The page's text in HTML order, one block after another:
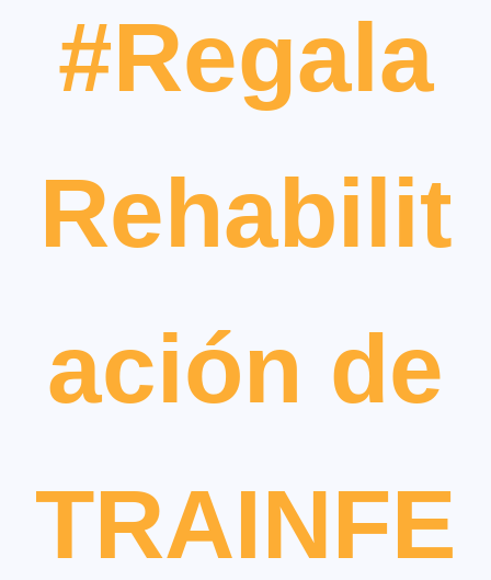
#Regala
Rehabilit
ación de
TRAINFE